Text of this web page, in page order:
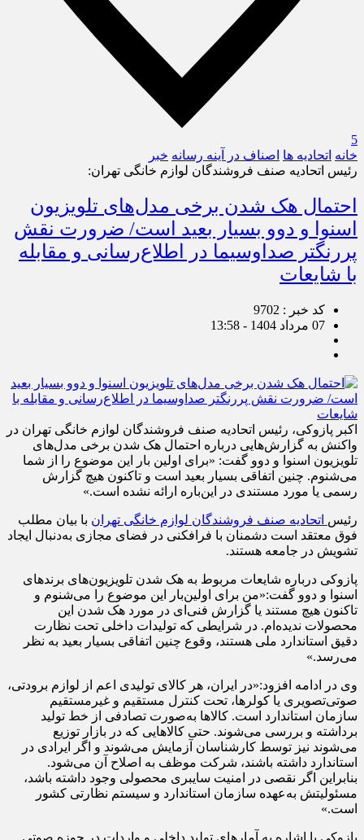
5
خانه اتحادیه ها اصناف در آینه رسانه خبر
رئیس اتحادیه صنف فروشندگان لوازم خانگی تهران:
احتمال هک شدن برخی مدل‌های تلویزیون
اسنوا و دوو بسیار بعید است/ ضرورت نقش
پررنگ‎تر صداوسیما در اطلاع‌رسانی و مقابله
با شایعات
کد خبر : 9702
07 مرداد 1404 - 13:58
اکبر پازوکی، رئیس اتحادیه صنف فروشندگان لوازم خانگی تهران در
واکنش به گزارش‌هایی درباره احتمال هک شدن برخی مدل‌های
تلویزیون اسنوا و دوو گفت: «برای اولین بار این موضوع را از شما
می‌شنوم. چنین اتفاقی بسیار بعید است و تاکنون هیچ گزارش
رسمی یا مورد مستندی در این‌باره ارائه نشده است.»
رئیس اتحادیه صنف فروشندگان لوازم خانگی تهران با بیان مطلب
فوق معتقد است دشمنان با فرافکنی در فضای مجازی به‌دنبال ایجاد
تشویش در جامعه هستند.
پازوکی درباره شایعات مربوط به هک شدن تلویزیون‌های برندهای
اسنوا و دوو گفت:«من برای اولین‌بار این موضوع را می‌شنوم و
تاکنون هیچ مستند یا گزارش فنی‌ای در مورد هک شدن این
محصولات ندیده‌ام. در شرایطی که تولیدات داخلی تحت نظارت
دقیق استاندارد ملی هستند، وقوع چنین اتفاقی بسیار بعید به نظر
می‌رسد.»
وی در ادامه افزود:«در ایران، هر کالای تولیدی اعم از لوازم برودتی،
صوتی‌تصویری یا کولرها، تحت کنترل مستقیم و غیرمستقیم
سازمان استاندارد است. کالاها به‌صورت تصادفی از خط تولید
برداشته و بررسی می‌شوند. حتی کالاهایی که در بازار توزیع
می‌شوند نیز توسط کارشناسان آزمایش می‌شوند و اگر ایرادی در
استاندارد داشته باشند، شرکت موظف به اصلاح آن می‌شود.
بنابراین اگر نقصی در امنیت سایبری محصولی وجود داشته باشد،
مسئولیتش به‌عهده سازمان استاندارد و سیستم نظارتی کشور
است.»